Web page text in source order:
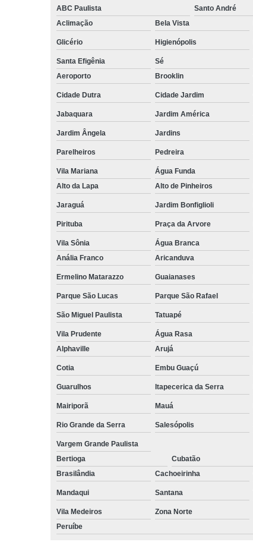
ABC Paulista Santo André
Aclimação
Bela Vista
Glicério Higienópolis
Santa Efigênia Sé
Aeroporto
Brooklin
Cidade Dutra Cidade Jardim
Jabaquara Jardim América
Jardim Ângela Jardins
Parelheiros Pedreira
Vila Mariana
Água Funda
Alto da Lapa
Alto de Pinheiros
Jaraguá Jardim Bonfiglioli
Pirituba Praça da Arvore
Vila Sônia
Água Branca
Anália Franco
Aricanduva
Ermelino Matarazzo Guaianases
Parque São Lucas Parque São Rafael
São Miguel Paulista Tatuapé
Vila Prudente
Água Rasa
Alphaville
Arujá
Cotia Embu Guaçú
Guarulhos Itapecerica da Serra
Mairiporã Mauá
Rio Grande da Serra Salesópolis
Vargem Grande Paulista
Bertioga
Cubatão
Brasilândia
Cachoeirinha
Mandaqui Santana
Vila Medeiros
Zona Norte
Peruíbe